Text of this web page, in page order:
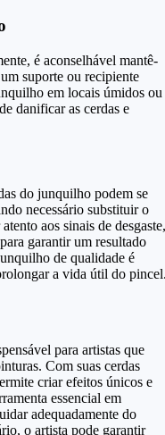
é aconselhável mantê-
suporte ou recipiente
em locais úmidos ou
danificar as cerdas e
do junquilho podem se
necessário substituir o
aos sinais de desgaste,
garantir um resultado
de qualidade é
a vida útil do
para artistas que
Com suas cerdas
criar efeitos únicos e
essencial em
adequadamente do
o artista pode garantir